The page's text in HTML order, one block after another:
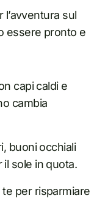
sul
essere pronto e
capi caldi e
cambia
buoni occhiali
il sole in quota.
per risparmiare